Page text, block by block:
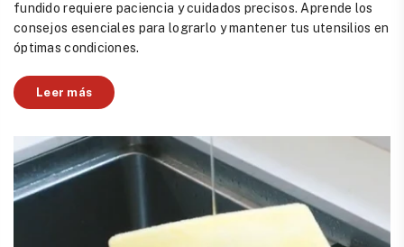
fundido requiere paciencia y cuidados precisos. Aprende los
consejos esenciales para lograrlo y mantener tus utensilios en
óptimas condiciones.
Leer más